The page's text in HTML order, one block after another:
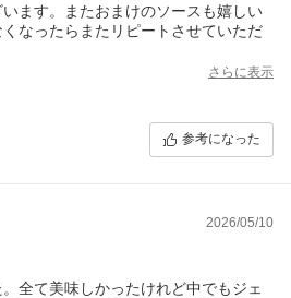
ます。またおまけのソースも嬉しい
なったらまたリピートさせていただ
さらに表示
参考になった
2026/05/10
全て美味しかったけれど中でもジェ